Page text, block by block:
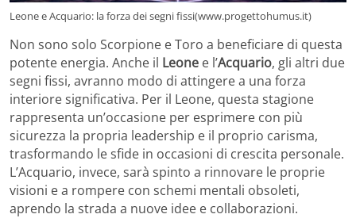
Leone e Acquario: la forza dei segni fissi(www.progettohumus.it)
Non sono solo Scorpione e Toro a beneficiare di questa
potente energia. Anche il Leone e l’Acquario, gli altri due
segni fissi, avranno modo di attingere a una forza
interiore significativa. Per il Leone, questa stagione
rappresenta un’occasione per esprimere con più
sicurezza la propria leadership e il proprio carisma,
trasformando le sfide in occasioni di crescita personale.
L’Acquario, invece, sarà spinto a rinnovare le proprie
visioni e a rompere con schemi mentali obsoleti,
aprendo la strada a nuove idee e collaborazioni.